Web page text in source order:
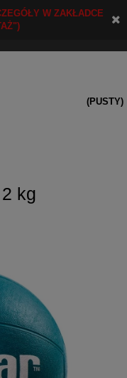
W ZAKŁADCE
(PUSTY)
kg